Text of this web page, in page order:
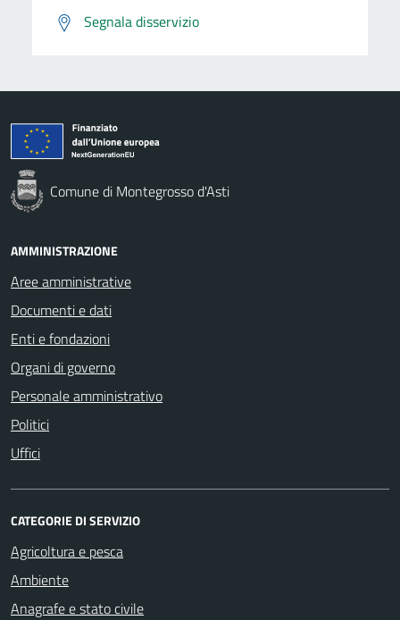
Segnala disservizio
Comune di Montegrosso d'Asti
AMMINISTRAZIONE
Aree amministrative
Documenti e dati
Enti e fondazioni
Organi di governo
Personale amministrativo
Politici
Uffici
CATEGORIE DI SERVIZIO
Agricoltura e pesca
Ambiente
Anagrafe e stato civile